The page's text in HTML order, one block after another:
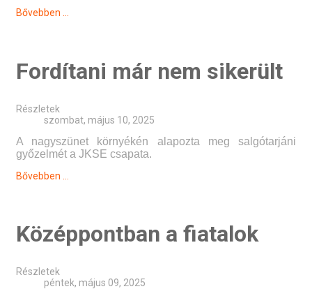
Bővebben ...
Fordítani már nem sikerült
Részletek
szombat, május 10, 2025
A nagyszünet környékén alapozta meg salgótarjáni
győzelmét a JKSE csapata.
Bővebben ...
Középpontban a fiatalok
Részletek
péntek, május 09, 2025